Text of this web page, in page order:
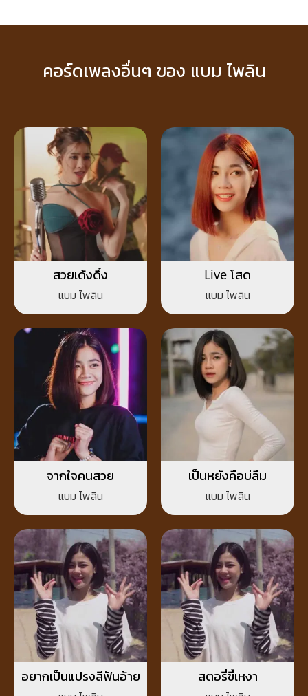
คอร์ดเพลงอื่นๆ ของ แบม ไพลิน
สวยเด้งดึ๋ง
แบม ไพลิน
Live โสด
แบม ไพลิน
จากใจคนสวย
แบม ไพลิน
เป็นหยังคือบ่ลืม
แบม ไพลิน
อยากเป็นแปรงสีฟันอ้าย สตอรี่ขี้เหงา